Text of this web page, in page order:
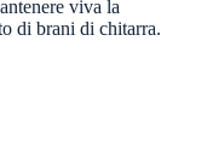
viva la
di brani di chitarra.